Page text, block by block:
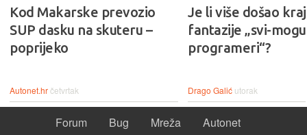
Kod Makarske prevozio
SUP dasku na skuteru –
poprijeko
Autonet.hrčetvrtak
Je li više došao kraj
fantazije „svi-
programeri“?
Drago Galić utorak
Forum Bug Mreža
Autonet